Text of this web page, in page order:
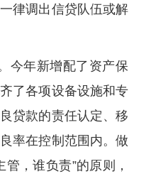
律调出信贷队伍或解
今年新增配了资产保
了各项设备设施和专
贷款的责任认定、移
率在控制范围内。做
，谁负责”的原则，